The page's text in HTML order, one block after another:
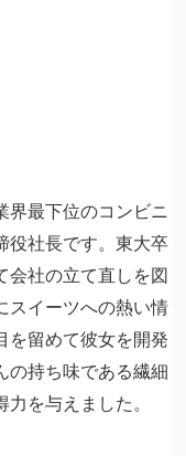
界最下位のコンビニ
役社長です。東大卒
会社の立て直しを図
スイーツへの熱い情
を留めて彼女を開発
の持ち味である繊細
を与えました。